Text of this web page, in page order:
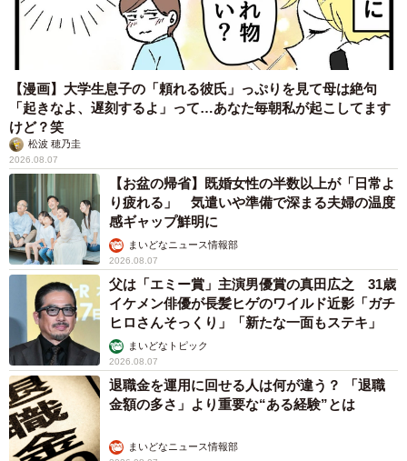
【漫画】大学生息子の「頼れる彼氏」っぷりを見て母は絶句
「起きなよ、遅刻するよ」って…あなた毎朝私が起こしてます
けど？笑
松波 穂乃圭
2026.08.07
【お盆の帰省】既婚女性の半数以上が「日常よ
り疲れる」 気遣いや準備で深まる夫婦の温度
感ギャップ鮮明に
まいどなニュース情報部
2026.08.07
父は「エミー賞」主演男優賞の真田広之 31歳
イケメン俳優が長髪ヒゲのワイルド近影「ガチ
ヒロさんそっくり」「新たな一面もステキ」
まいどなトピック
2026.08.07
退職金を運用に回せる人は何が違う？ 「退職
金額の多さ」より重要な“ある経験”とは
まいどなニュース情報部